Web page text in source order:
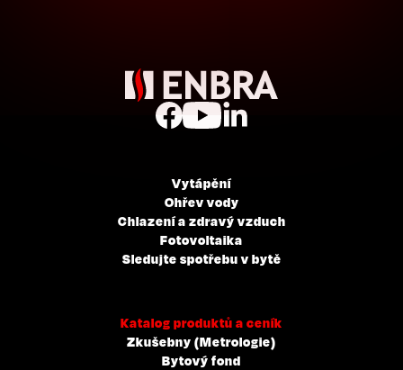
Vytápění
Ohřev vody
Chlazení a zdravý vzduch
Fotovoltaika
Sledujte spotřebu v bytě
Katalog produktů a ceník
Zkušebny (Metrologie)
Bytový fond